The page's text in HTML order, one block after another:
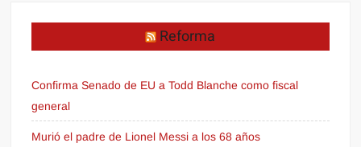
Reforma
Confirma Senado de EU a Todd Blanche como fiscal
general
Murió el padre de Lionel Messi a los 68 años